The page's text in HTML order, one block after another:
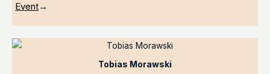
Event→
Tobias Morawski